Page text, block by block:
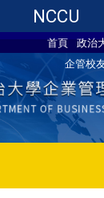
NCCU
首頁 政治
企管校